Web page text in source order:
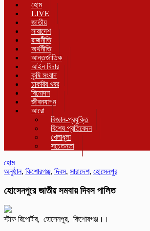
হোম
LIVE
জাতীয়
সারাদেশ
রাজনীতি
অর্থনীতি
আন্তর্জাতিক
আইন বিচার
কৃষি সংবাদ
চাকরির খবর
বিনোদন
জীবনযাপন
আরো
বিজ্ঞান-প্রযুক্তি
বিশেষ প্রতিবেদন
খেলাধুলা
সচেতনতা
হোম
অনুষ্ঠান, কিশোরগঞ্জ, দিবস, সারাদেশ, হোসেনপুর
হোসেনপুরে জাতীয় সমবায় দিবস পালিত
স্টাফ রিপোর্টার, হোসেনপুর, কিশোরগঞ্জ।।